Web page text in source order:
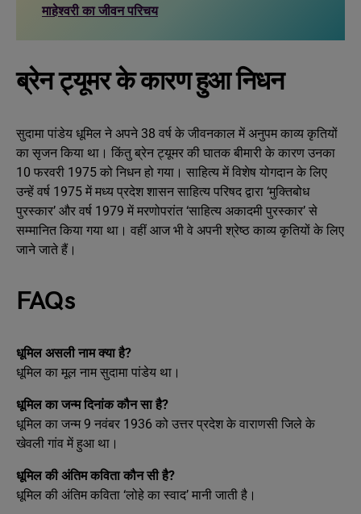
माहेश्वरी का जीवन परिचय
ब्रेन ट्यूमर के कारण हुआ निधन
सुदामा पांडेय धूमिल ने अपने 38 वर्ष के जीवनकाल में अनुपम काव्य कृतियों
का सृजन किया था। किंतु ब्रेन ट्यूमर की घातक बीमारी के कारण उनका
10 फरवरी 1975 को निधन हो गया। साहित्य में विशेष योगदान के लिए
उन्हें वर्ष 1975 में मध्य प्रदेश शासन साहित्य परिषद द्वारा ‘मुक्तिबोध
पुरस्कार’ और वर्ष 1979 में मरणोपरांत ‘साहित्य अकादमी पुरस्कार’ से
सम्मानित किया गया था। वहीं आज भी वे अपनी श्रेष्ठ काव्य कृतियों के लिए
जाने जाते हैं।
FAQs
धूमिल असली नाम क्या है?
धूमिल का मूल नाम सुदामा पांडेय था।
धूमिल का जन्म दिनांक कौन सा है?
धूमिल का जन्म 9 नवंबर 1936 को उत्तर प्रदेश के वाराणसी जिले के
खेवली गांव में हुआ था।
धूमिल की अंतिम कविता कौन सी है?
धूमिल की अंतिम कविता ‘लोहे का स्वाद’ मानी जाती है।